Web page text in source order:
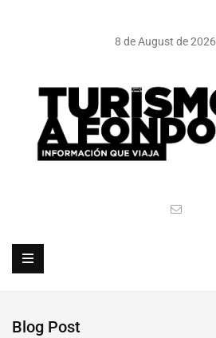
8 de August de 2026
Blog Post